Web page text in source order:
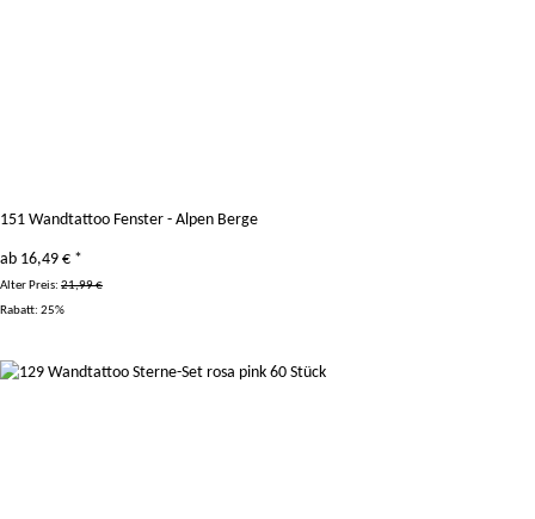
151 Wandtattoo Fenster - Alpen Berge
ab 16,49 € *
Alter Preis: 21,99 €
Rabatt: 25%